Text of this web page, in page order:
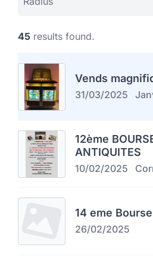
45 results found.
Vends
31/03/2025
12ème
ANTIQUITES
10/02/2025
14 eme
26/02/2025